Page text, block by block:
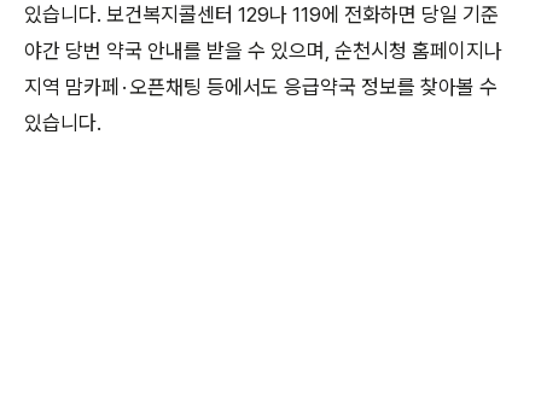
있습니다. 보건복지콜센터 129나 119에 전화하면 당일 기준
야간 당번 약국 안내를 받을 수 있으며, 순천시청 홈페이지나
지역 맘카페 · 오픈채팅 등에서도 응급약국 정보를 찾아볼 수
있습니다.